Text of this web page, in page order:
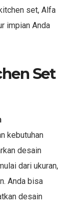
set, Alfa
impian Anda
Set
kebutuhan
desain
dari ukuran,
Anda bisa
desain